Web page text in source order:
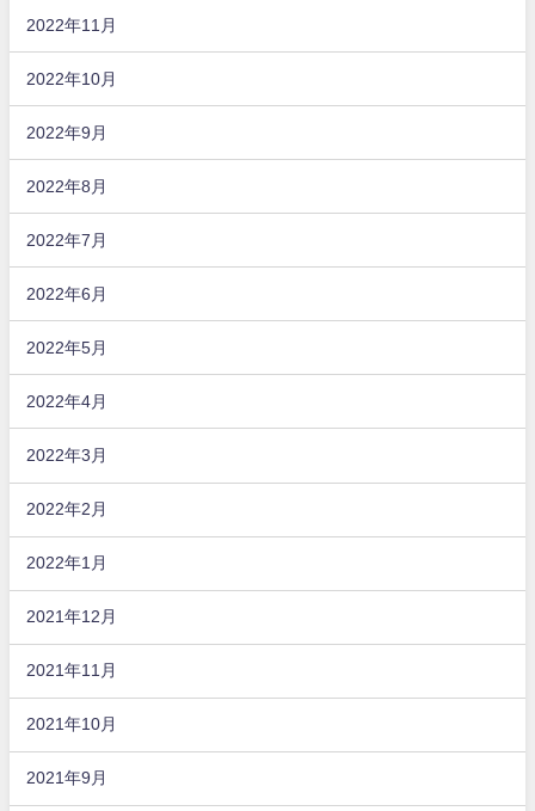
2022年11月
2022年10月
2022年9月
2022年8月
2022年7月
2022年6月
2022年5月
2022年4月
2022年3月
2022年2月
2022年1月
2021年12月
2021年11月
2021年10月
2021年9月